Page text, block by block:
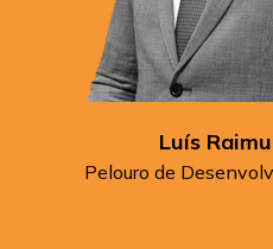
Luís
Pelouro de